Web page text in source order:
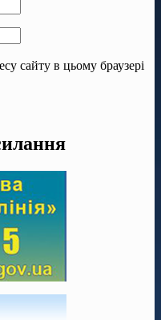
сайту в цьому браузері